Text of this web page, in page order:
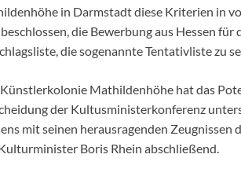
in Darmstadt diese Kriterien in
die Bewerbung aus Hessen
die sogenannte Tentativliste zu
Künstlerkolonie Mathildenhöhe hat das
der Kultusministerkonferenz
mit seinen herausragenden
Boris Rhein abschließend.